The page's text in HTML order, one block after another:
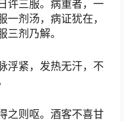
许三服。病重者，一
一剂汤，病证犹在，
三剂乃解。
浮紧，发热无汗，不
之则呕。酒客不喜甘